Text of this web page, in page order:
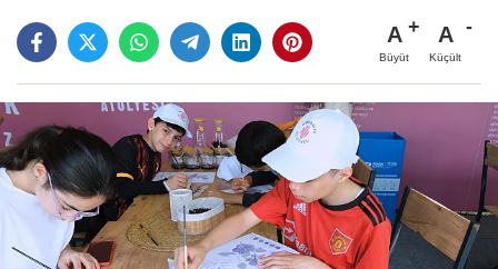
A
Büyüt
A
Küçült